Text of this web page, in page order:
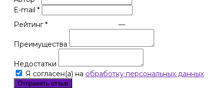
E-mail *
Рейтинг * —
Преимущества
Недостатки
Я согласен(а) на обработку персональных данных
Отправить отзыв